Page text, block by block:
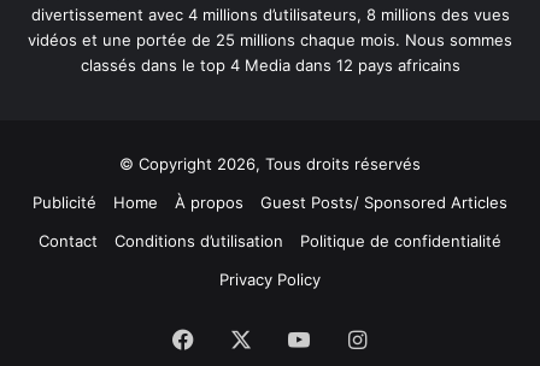
divertissement avec 4 millions d’utilisateurs, 8 millions des vues
vidéos et une portée de 25 millions chaque mois. Nous sommes
classés dans le top 4 Media dans 12 pays africains
© Copyright 2026, Tous droits réservés
Publicité
Home À propos
Guest Posts/ Sponsored Articles
Contact
Conditions d’utilisation
Politique de confidentialité
Privacy Policy
Facebook YouTubeInstagram